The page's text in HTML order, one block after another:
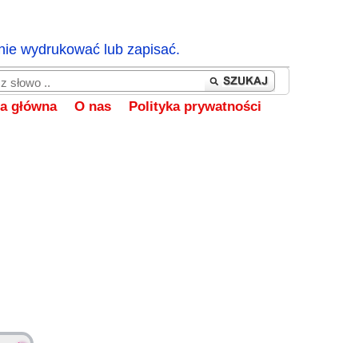
wydrukować lub zapisać.
główna O nas Polityka prywatności